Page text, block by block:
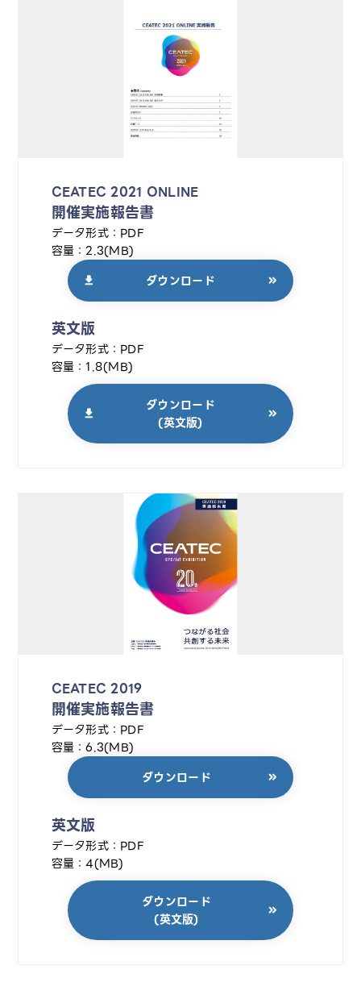
CEATEC 2021 ONLINE
開催実施報告書
データ形式：PDF
容量：2.3(MB)
ダウンロード
英文版
データ形式：PDF
容量：1.8(MB)
ダウンロード
(英文版)
CEATEC 2019
開催実施報告書
データ形式：PDF
容量：6.3(MB)
ダウンロード
英文版
データ形式：PDF
容量：4(MB)
ダウンロード
(英文版)